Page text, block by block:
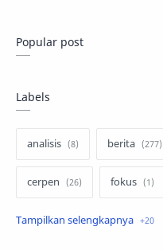
Popular post
Labels
analisis berita
cerpen fokus
hukum internasional